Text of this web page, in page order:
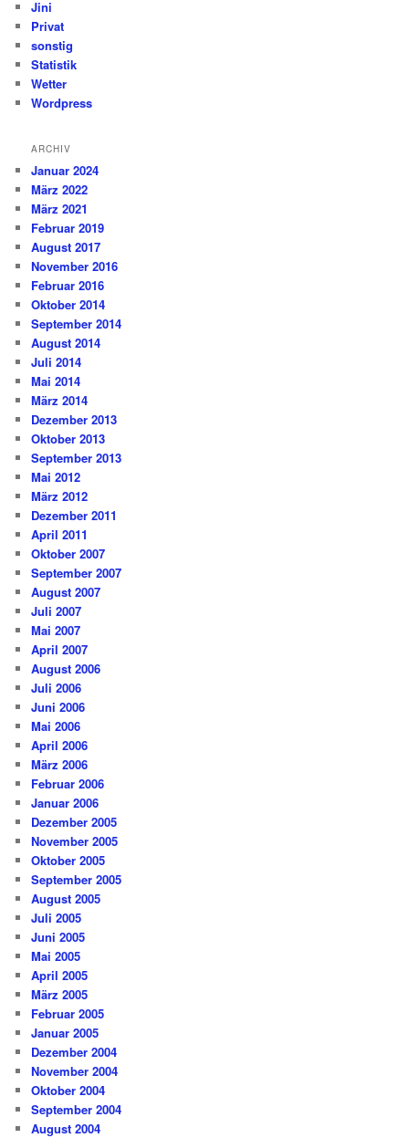
Jini
Privat
sonstig
Statistik
Wetter
Wordpress
ARCHIV
Januar 2024
März 2022
März 2021
Februar 2019
August 2017
November 2016
Februar 2016
Oktober 2014
September 2014
August 2014
Juli 2014
Mai 2014
März 2014
Dezember 2013
Oktober 2013
September 2013
Mai 2012
März 2012
Dezember 2011
April 2011
Oktober 2007
September 2007
August 2007
Juli 2007
Mai 2007
April 2007
August 2006
Juli 2006
Juni 2006
Mai 2006
April 2006
März 2006
Februar 2006
Januar 2006
Dezember 2005
November 2005
Oktober 2005
September 2005
August 2005
Juli 2005
Juni 2005
Mai 2005
April 2005
März 2005
Februar 2005
Januar 2005
Dezember 2004
November 2004
Oktober 2004
September 2004
August 2004